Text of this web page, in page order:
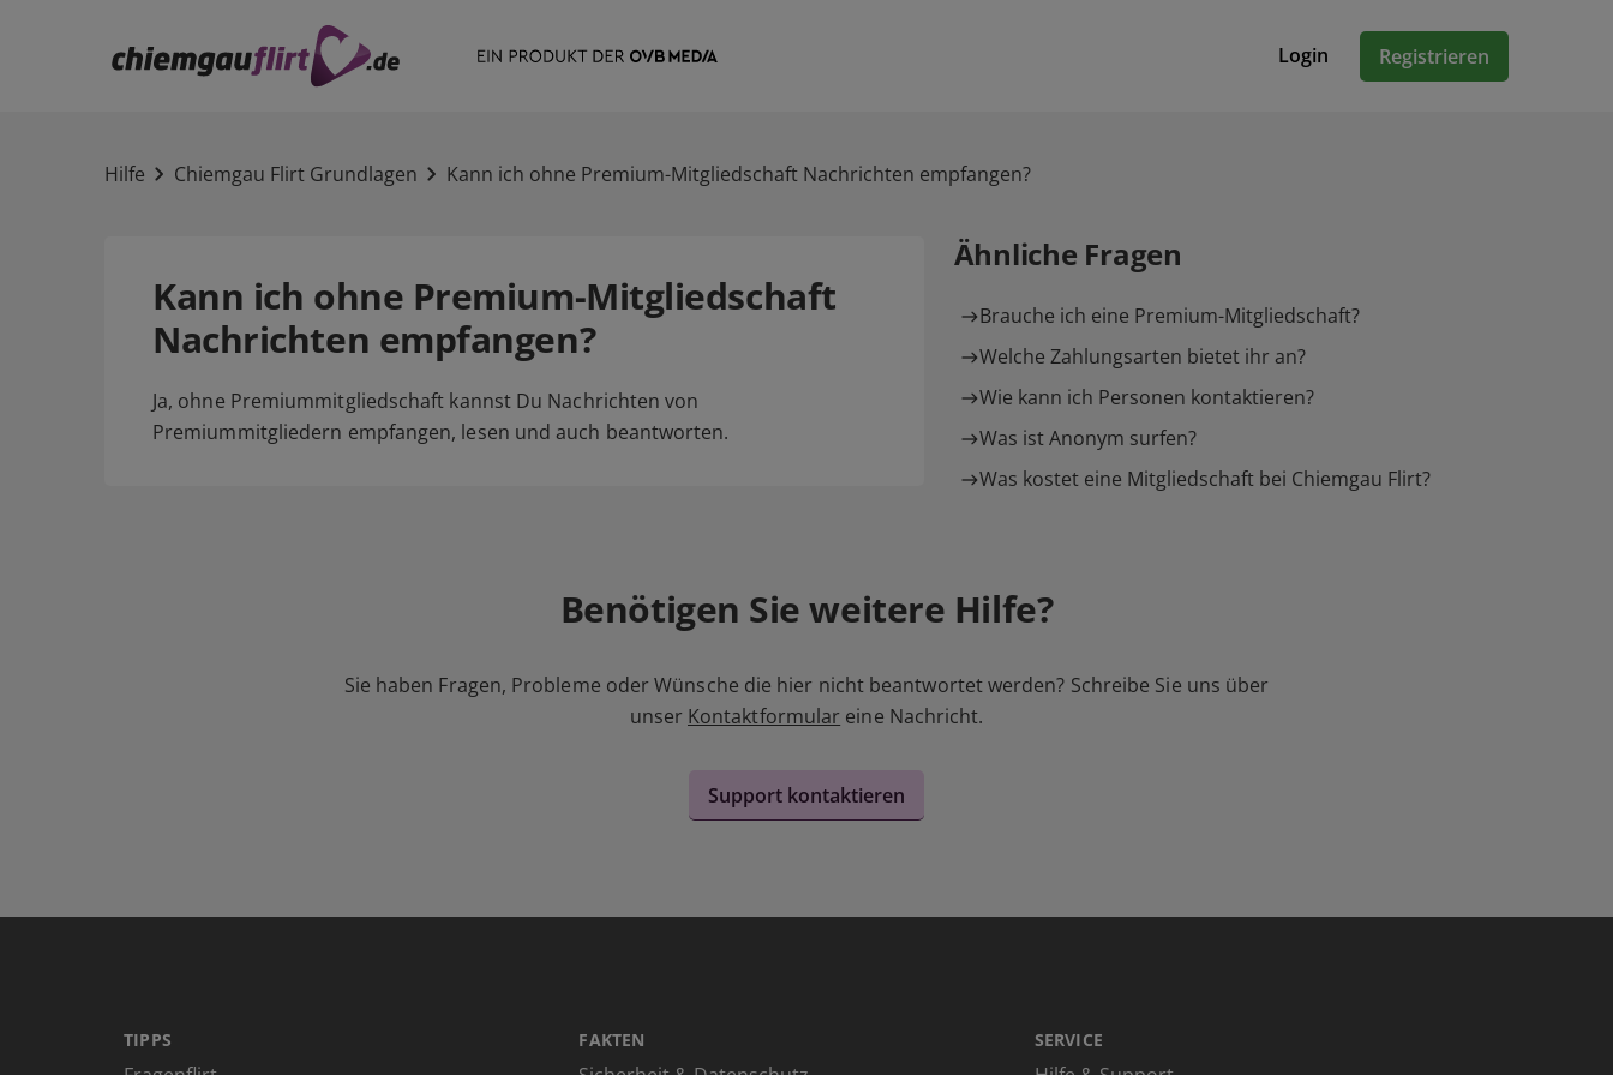
Login Registrieren
Hilfe Chiemgau Flirt Grundlagen Kann ich ohne Premium-Mitgliedschaft Nachrichten empfangen?
Kann ich ohne Premium-Mitgliedschaft
Nachrichten empfangen?
Ja, ohne Premiummitgliedschaft kannst Du Nachrichten von
Premiummitgliedern empfangen, lesen und auch beantworten.
Ähnliche Fragen
Brauche ich eine Premium-Mitgliedschaft?
Welche Zahlungsarten bietet ihr an?
Wie kann ich Personen kontaktieren?
Was ist Anonym surfen?
Was kostet eine Mitgliedschaft bei Chiemgau Flirt?
Benötigen Sie weitere Hilfe?
Sie haben Fragen, Probleme oder Wünsche die hier nicht beantwortet werden? Schreibe Sie uns über
unser Kontaktformular eine Nachricht.
Support kontaktieren
TIPPS FAKTEN SERVICE